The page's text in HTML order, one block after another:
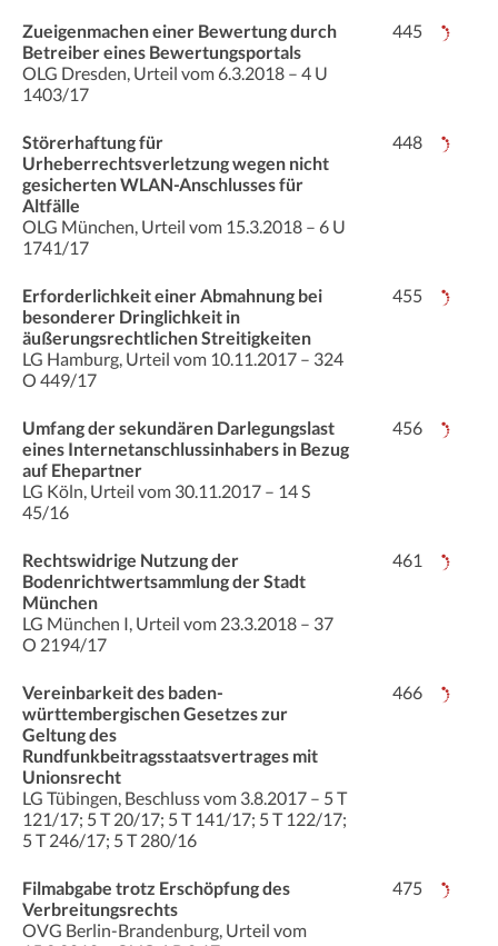
Zueigenmachen einer Bewertung durch
Betreiber eines Bewertungsportals
OLG Dresden, Urteil vom 6.3.2018 – 4 U
1403/17
445
Störerhaftung für
Urheberrechtsverletzung wegen nicht
gesicherten WLAN-Anschlusses für
Altfälle
OLG München, Urteil vom 15.3.2018 – 6 U
1741/17
448
Erforderlichkeit einer Abmahnung bei
besonderer Dringlichkeit in
äußerungsrechtlichen Streitigkeiten
LG Hamburg, Urteil vom 10.11.2017 – 324
O 449/17
455
Umfang der sekundären Darlegungslast
eines Internetanschlussinhabers in Bezug
auf Ehepartner
LG Köln, Urteil vom 30.11.2017 – 14 S
45/16
456
Rechtswidrige Nutzung der
Bodenrichtwertsammlung der Stadt
München
LG München I, Urteil vom 23.3.2018 – 37
O 2194/17
461
Vereinbarkeit des baden-
württembergischen Gesetzes zur
Geltung des
Rundfunkbeitragsstaatsvertrages mit
Unionsrecht
LG Tübingen, Beschluss vom 3.8.2017 – 5 T
121/17; 5 T 20/17; 5 T 141/17; 5 T 122/17;
5 T 246/17; 5 T 280/16
466
Filmabgabe trotz Erschöpfung des
Verbreitungsrechts
OVG Berlin-Brandenburg, Urteil vom
475